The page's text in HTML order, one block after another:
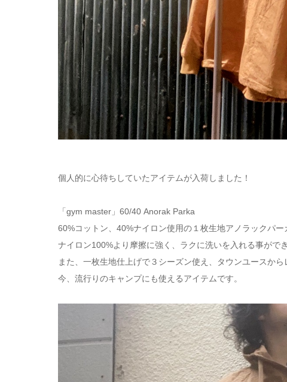
個人的に心待ちしていたアイテムが入荷しました！
「gym master」60/40 Anorak Parka
60%コットン、40%ナイロン使用の１枚生地アノラックパー
ナイロン100%より摩擦に強く、ラクに洗いを入れる事ができ
また、一枚生地仕上げで３シーズン使え、タウンユースから
今、流行りのキャンプにも使えるアイテムです。